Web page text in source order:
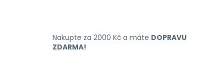
ý
Nakupte za 2000 Kč a máte DOPRAVU
ZDARMA!